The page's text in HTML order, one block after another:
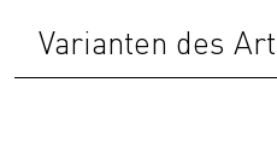
Varianten des